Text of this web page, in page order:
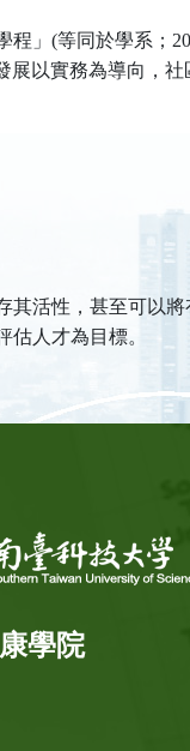
程」 (等同於學系；
展以實務為導向，社
其活性，甚至可以
人才為目標。
學院